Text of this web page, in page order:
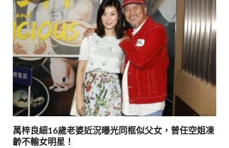
萬梓良細16歲老婆近況曝光同框似父女，曾任空姐凍
齡不輸女明星！